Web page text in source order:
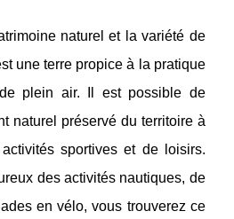
naturel et la variété de
une terre propice à la pratique
plein air. Il est possible de
naturel préservé du territoire à
sportives et de loisirs.
des activités nautiques, de
en vélo, vous trouverez ce